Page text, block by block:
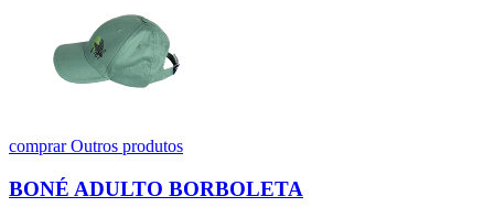
comprarOutros produtos
BONÉ ADULTO BORBOLETA